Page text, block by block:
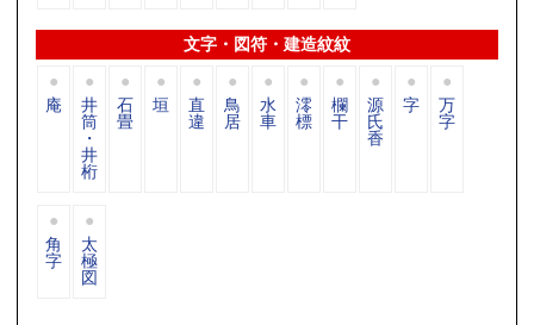
文字・図符・建造紋紋
庵 井
筒
・
井
桁
石
畳
垣 直
違
鳥
居
水
車
澪
標
欄
干
源
氏
香
字 万
字
角
字
太
極
図